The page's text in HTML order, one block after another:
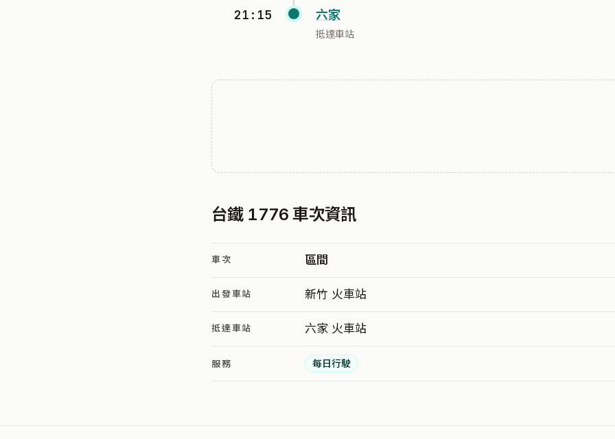
21:15 六家
抵達車站
台鐵 1776 車次資訊
車次 區間
出發車站 新竹 火車站
抵達車站 六家 火車站
服務 每日行駛